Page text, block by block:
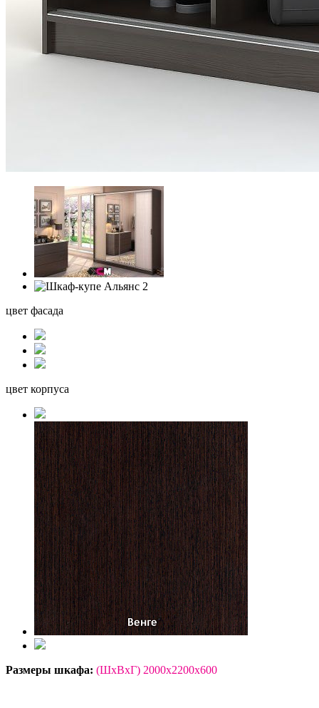
цвет фасада
цвет корпуса
Размеры шкафа: (ШхВхГ) 2000х2200х600